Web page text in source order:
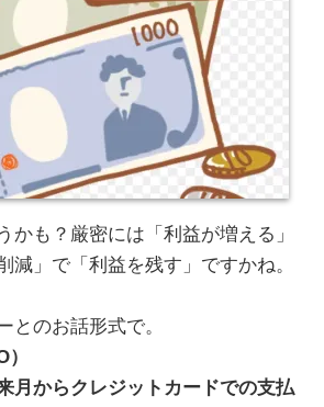
かも？厳密には「利益が増える」
減」で「利益を残す」ですかね。
とのお話形式で。
月からクレジットカードでの支払